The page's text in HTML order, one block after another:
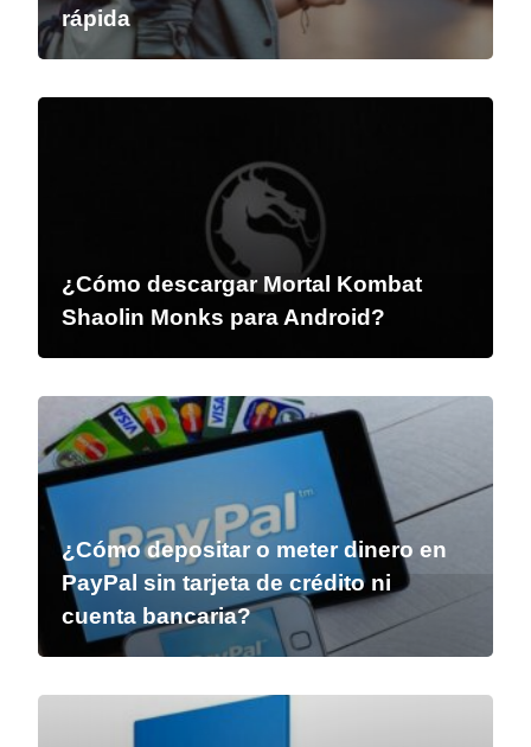
rápida
¿Cómo descargar Mortal Kombat
Shaolin Monks para Android?
¿Cómo depositar o meter dinero en
PayPal sin tarjeta de crédito ni
cuenta bancaria?